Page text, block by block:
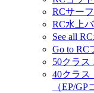
RCサー
RC水上
See all
Go to RC
50クラス
40クラス
（EP/GP